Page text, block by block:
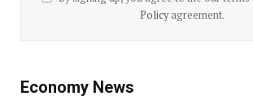
Policyagreement.
Economy News